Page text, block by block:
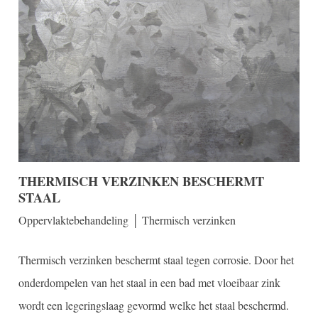
THERMISCH VERZINKEN BESCHERMT
STAAL
Oppervlaktebehandeling │ Thermisch verzinken
Thermisch verzinken beschermt staal tegen corrosie. Door het
onderdompelen van het staal in een bad met vloeibaar zink
wordt een legeringslaag gevormd welke het staal beschermd.